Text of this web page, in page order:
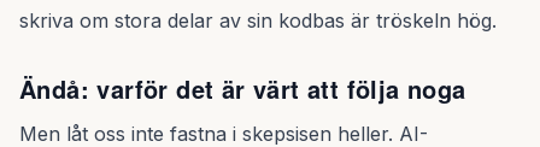
skriva om stora delar av sin kodbas är tröskeln hög.
Ändå: varför det är värt att följa noga
Men låt oss inte fastna i skepsisen heller. AI-